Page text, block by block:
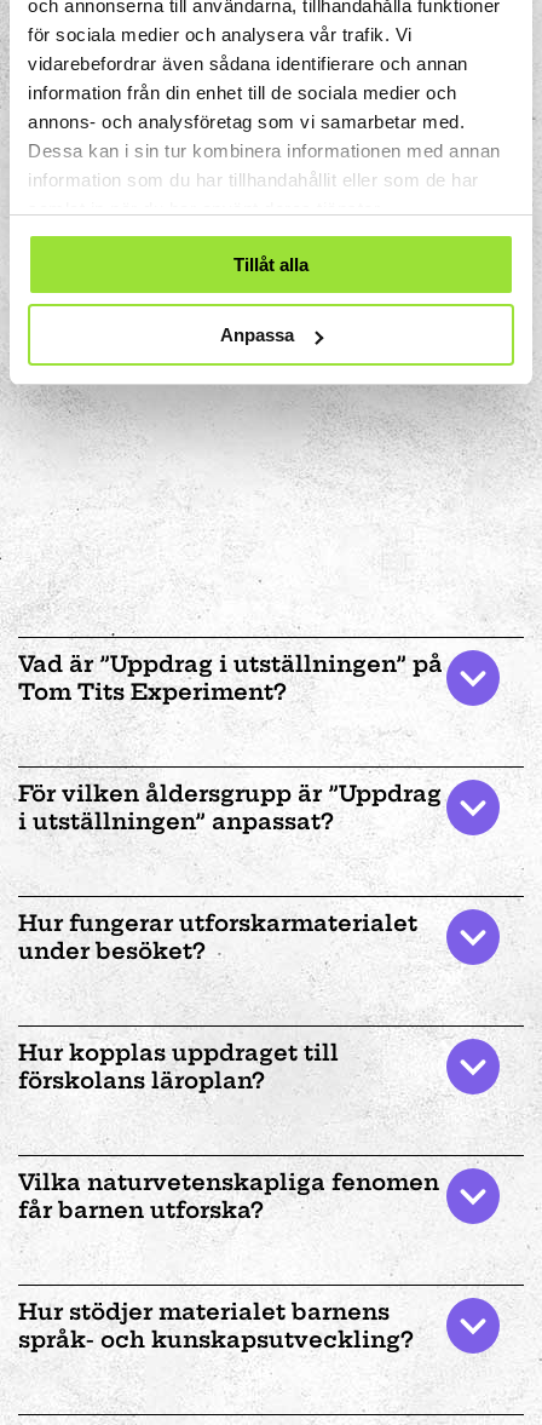
och annonserna till användarna, tillhandahålla funktioner
för sociala medier och analysera vår trafik. Vi
vidarebefordrar även sådana identifierare och annan
information från din enhet till de sociala medier och
annons- och analysföretag som vi samarbetar med.
Dessa kan i sin tur kombinera informationen med annan
information som du har tillhandahållit eller som de har
Tillåt alla
Anpassa
Matematik
Utforska vår utställning om kroppen, CellSkapt, och
om hur matematik, naturvetenskap och teknik hänger
ihop och formar våra liv.
Kroppen
Utforska vår utställning om kroppen och lära dig allt
om hur vår fantastiska kropp fungerar, både genom att
känna och klämma men också genom att springa,
skrika, dra och balansera.
Vad är ”Uppdrag i utställningen” på
Tom Tits Experiment?
För vilken åldersgrupp är ”Uppdrag
i utställningen” anpassat?
Hur fungerar utforskarmaterialet
under besöket?
Hur kopplas uppdraget till
förskolans läroplan?
Vilka naturvetenskapliga fenomen
får barnen utforska?
Hur stödjer materialet barnens
språk- och kunskapsutveckling?